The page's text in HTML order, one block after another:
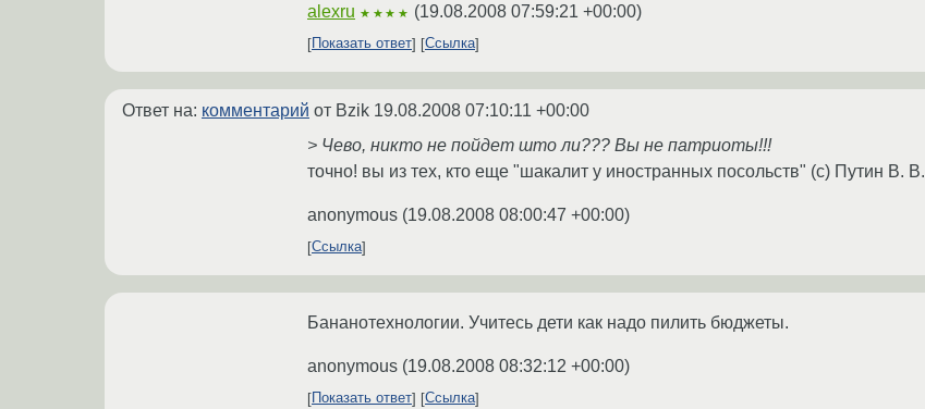
alexru ★★★★ (19.08.2008 07:59:21 +00:00)
Показать ответ Ссылка
Ответ на: комментарий от Bzik 19.08.2008 07:10:11 +00:00
> Чево, никто не пойдет што ли??? Вы не патриоты!!!
точно! вы из тех, кто еще "шакалит у иностранных посольств" (c) Путин В. В.
anonymous (19.08.2008 08:00:47 +00:00)
Ссылка
Бананотехнологии. Учитесь дети как надо пилить бюджеты.
anonymous (19.08.2008 08:32:12 +00:00)
Показать ответ Ссылка